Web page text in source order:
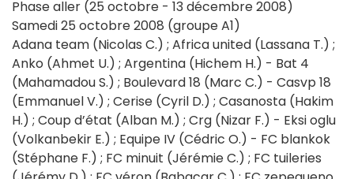
Phase aller (25 octobre - 13 décembre 2008)
Samedi 25 octobre 2008 (groupe A1)
Adana team (Nicolas C.) ; Africa united (Lassana T.) ;
Anko (Ahmet U.) ; Argentina (Hichem H.) - Bat 4
(Mahamadou S.) ; Boulevard 18 (Marc C.) - Casvp 18
(Emmanuel V.) ; Cerise (Cyril D.) ; Casanosta (Hakim
H.) ; Coup d’état (Alban M.) ; Crg (Nizar F.) - Eksi oglu
(Volkanbekir E.) ; Equipe IV (Cédric O.) - FC blankok
(Stéphane F.) ; FC minuit (Jérémie C.) ; FC tuileries